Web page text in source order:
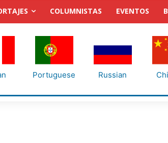
COLUMNISTAS EVENTOS
Portuguese Russian